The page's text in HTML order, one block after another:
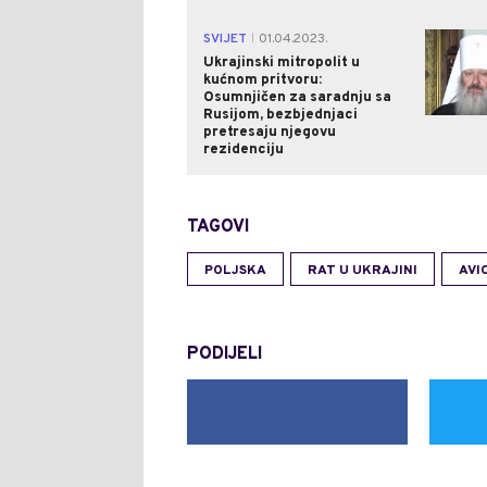
SVIJET
01.04.2023.
Ukrajinski mitropolit u
kućnom pritvoru:
Osumnjičen za saradnju sa
Rusijom, bezbjednjaci
pretresaju njegovu
rezidenciju
TAGOVI
POLJSKA RAT U UKRAJINI
PODIJELI